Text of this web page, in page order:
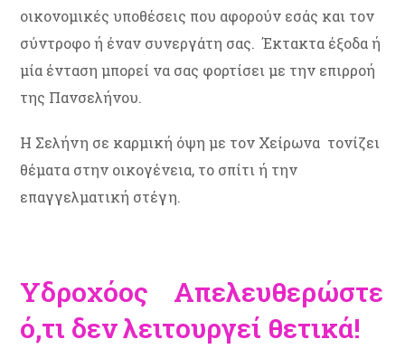
οικονομικές υποθέσεις που αφορούν εσάς και τον
σύντροφο ή έναν συνεργάτη σας. Έκτακτα έξοδα ή
μία ένταση μπορεί να σας φορτίσει με την επιρροή
της Πανσελήνου.
Η Σελήνη σε καρμική όψη με τον Χείρωνα τονίζει
θέματα στην οικογένεια, το σπίτι ή την
επαγγελματική στέγη.
Υδροχόος Απελευθερώστε
ό,τι δεν λειτουργεί θετικά!